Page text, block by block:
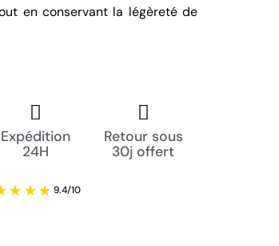
en conservant la légèreté de
Expédition
24H
Retour sous
30j offert